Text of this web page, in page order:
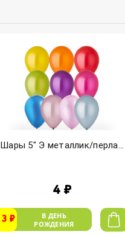
Шары 5" Э металлик/перла...
4 ₽
3 ₽
В ДЕНЬ
РОЖДЕНИЯ